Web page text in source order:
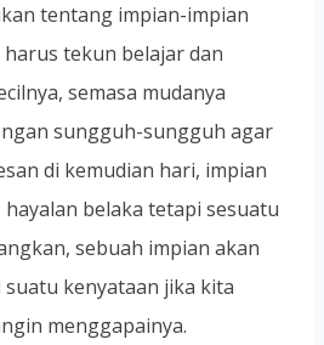
tentang impian-impian
tekun belajar dan
semasa mudanya
sungguh-sungguh agar
di kemudian hari, impian
belaka tetapi sesuatu
sebuah impian akan
kenyataan jika kita
menggapainya.